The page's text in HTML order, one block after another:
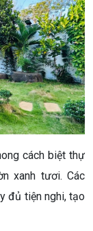
cách biệt thự
xanh tươi. Các
đủ tiện nghi, tạo